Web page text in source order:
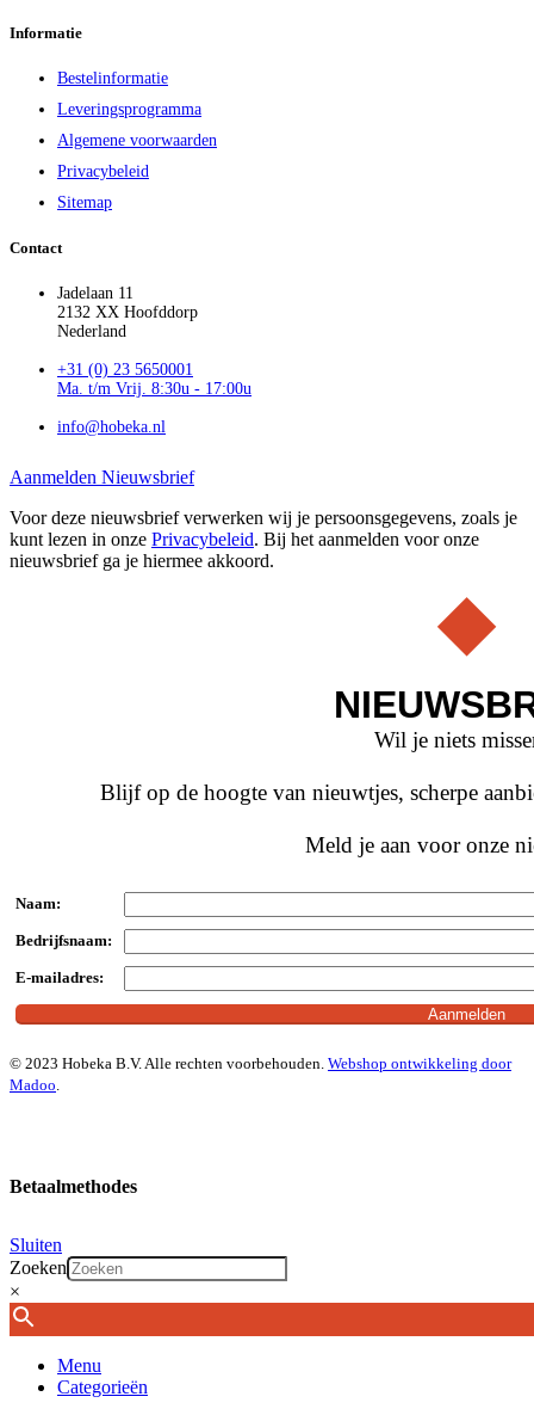
Informatie
Bestelinformatie
Leveringsprogramma
Algemene voorwaarden
Privacybeleid
Sitemap
Contact
Jadelaan 11
2132 XX Hoofddorp
Nederland
+31 (0) 23 5650001
Ma. t/m Vrij. 8:30u - 17:00u
info@hobeka.nl
Aanmelden Nieuwsbrief
Voor deze nieuwsbrief verwerken wij je persoonsgegevens, zoals je
kunt lezen in onze Privacybeleid. Bij het aanmelden voor onze
nieuwsbrief ga je hiermee akkoord.
Wil je niets
Blijf op de hoogte van nieuwtjes, scherpe
Meld je aan voor onze
Naam:
Bedrijfsnaam:
E-mailadres:
© 2023 Hobeka B.V. Alle rechten voorbehouden. Webshop ontwikkeling door
Madoo.
Betaalmethodes
Sluiten
Zoeken
×
Menu
Categorieën